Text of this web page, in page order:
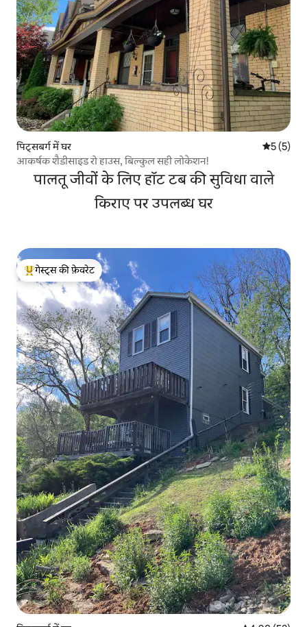
पिट्सबर्ग में घर औसत रेटिंग
5 (5)
आकर्षक शैडीसाइड रो हाउस, बिल्कुल सही लोकेशन!
पालतू जीवों के लिए हॉट टब की सुविधा वाले
किराए पर उपलब्ध घर
गेस्ट्स का टॉप फ़ेवरेट
गेस्ट्स की फ़ेवरेट